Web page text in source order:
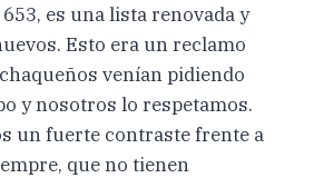
es una lista renovada y
Esto era un reclamo
venían pidiendo
y nosotros lo respetamos.
un fuerte contraste frente a
que no tienen